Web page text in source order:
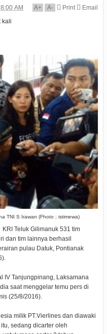
AM A+ A- Print
Email
kali
TNI S Irawan (Fhoto ; istimewa)
Teluk Gilimanuk 531 tim
dan tim lainnya berhasil
pulau Datuk, Pontianak
IV Tanjungpinang, Laksamana
saat menggelar temu pers di
(25/8/2016).
milik PT.Vierlines dan diawaki
sedang dicarter oleh